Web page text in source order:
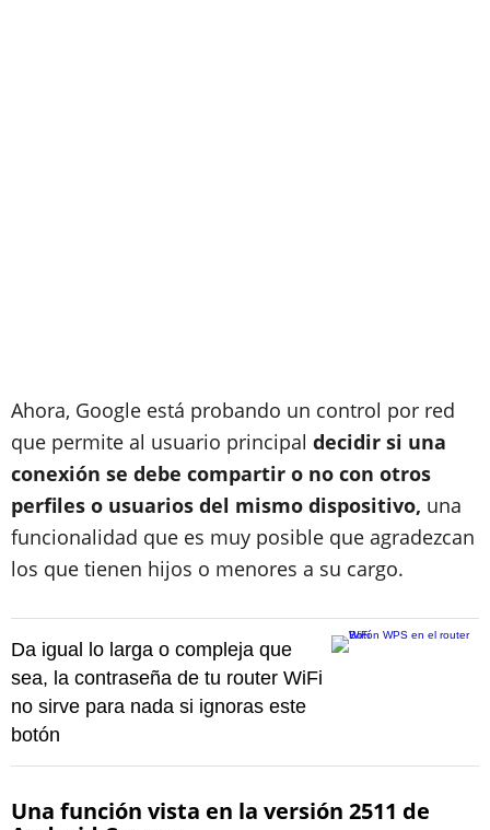
Ahora, Google está probando un control por red
que permite al usuario principal decidir si una
conexión se debe compartir o no con otros
perfiles o usuarios del mismo dispositivo, una
funcionalidad que es muy posible que agradezcan
los que tienen hijos o menores a su cargo.
Da igual lo larga o compleja que
sea, la contraseña de tu router WiFi
no sirve para nada si ignoras este
botón
Una función vista en la versión 2511 de